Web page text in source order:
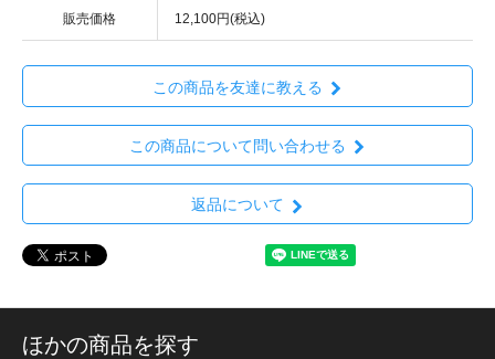
販売価格 12,100円(税込)
この商品を友達に教える
この商品について問い合わせる
返品について
ほかの商品を探す